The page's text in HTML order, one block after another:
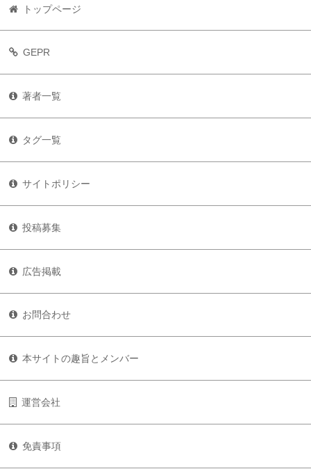
トップページ
GEPR
著者一覧
タグ一覧
サイトポリシー
投稿募集
広告掲載
お問合わせ
本サイトの趣旨とメンバー
運営会社
免責事項